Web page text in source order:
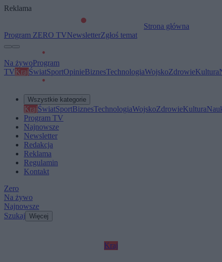
Reklama
Strona główna
Program ZERO TVNewsletterZgłoś temat
Na żywoProgram
TVKrajŚwiatSportOpinieBiznesTechnologiaWojskoZdrowieKultura
Wszystkie kategorie
KrajŚwiatSportBiznesTechnologiaWojskoZdrowieKultura
Program TV
Najnowsze
Newsletter
Redakcja
Reklama
Regulamin
Kontakt
Zero
Na żywo
Najnowsze
Szukaj Więcej
Kraj